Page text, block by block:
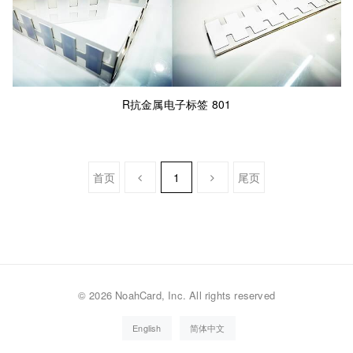
R抗金属电子标签 801
首页 1 尾页
©2026 NoahCard, Inc. All rights reserved
English 简体中文